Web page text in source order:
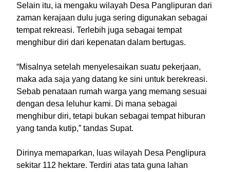
Selain itu, ia mengaku wilayah Desa Panglipuran dari
zaman kerajaan dulu juga sering digunakan sebagai
tempat rekreasi. Terlebih juga sebagai tempat
menghibur diri dari kepenatan dalam bertugas.
“Misalnya setelah menyelesaikan suatu pekerjaan,
maka ada saja yang datang ke sini untuk berekreasi.
Sebab penataan rumah warga yang memang sesuai
dengan desa leluhur kami. Di mana sebagai
menghibur diri, tetapi bukan sebagai tempat hiburan
yang tanda kutip,” tandas Supat.
Dirinya memaparkan, luas wilayah Desa Penglipura
sekitar 112 hektare. Terdiri atas tata guna lahan